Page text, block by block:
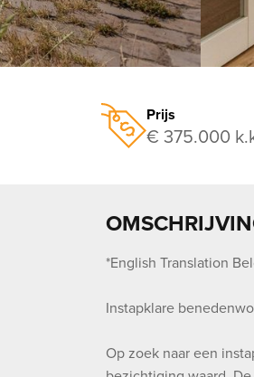
Prijs
€ 375.000
*English Translation
Instapklare
Op zoek naar een